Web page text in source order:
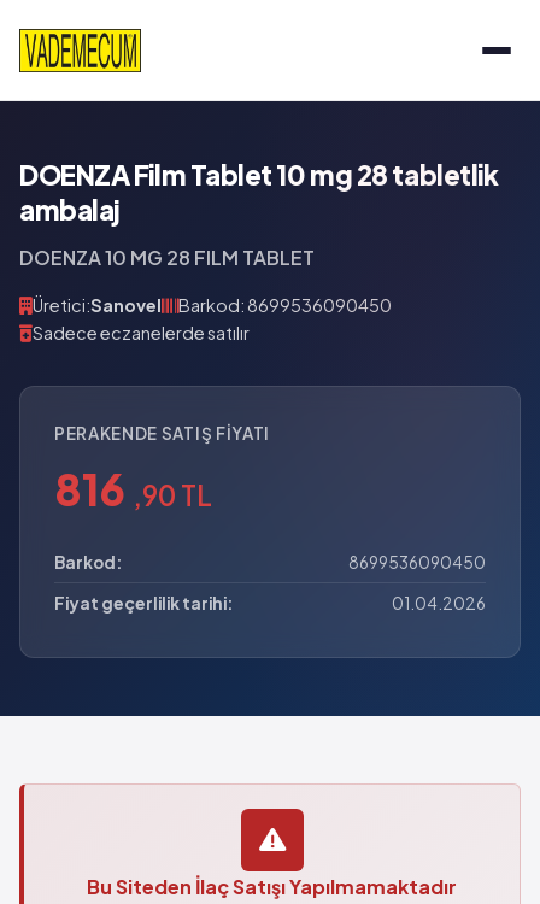
DOENZA Film Tablet 10 mg 28 tabletlik
ambalaj
DOENZA 10 MG 28 FILM TABLET
Üretici:Sanovel
Barkod: 8699536090450
Sadece eczanelerde satılır
PERAKENDE SATIŞ FIYATI
816 ,90 TL
Barkod:
8699536090450
Fiyat geçerlilik tarihi:
01.04.2026
Bu Siteden İlaç Satışı Yapılmamaktadır